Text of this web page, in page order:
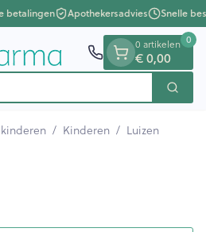
betalingen Apothekersadvies Snelle
Zoek
0 artikelen
€ 0,00
0
/ Kinderen / Luizen